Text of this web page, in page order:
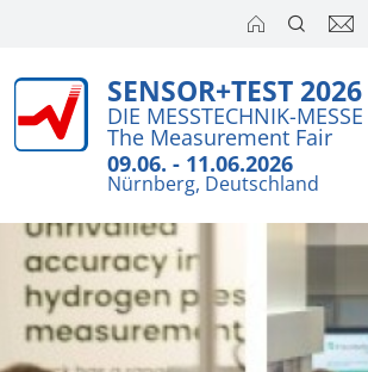
SENSOR+TEST 2026
DIE MESSTECHNIK-MESSE
The Measurement Fair
09.06. - 11.06.2026
Nürnberg, Deutschland